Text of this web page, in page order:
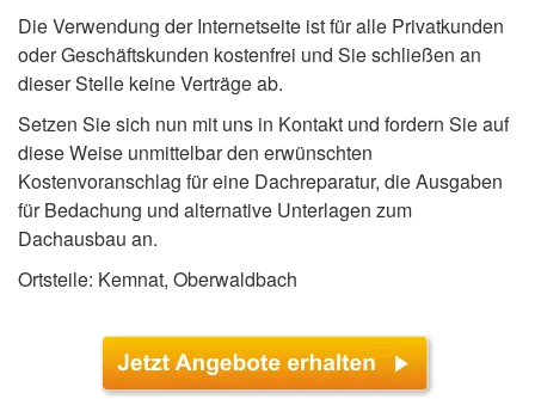
Die Verwendung der Internetseite ist für alle Privatkunden
oder Geschäftskunden kostenfrei und Sie schließen an
dieser Stelle keine Verträge ab.
Setzen Sie sich nun mit uns in Kontakt und fordern Sie auf
diese Weise unmittelbar den erwünschten
Kostenvoranschlag für eine Dachreparatur, die Ausgaben
für Bedachung und alternative Unterlagen zum
Dachausbau an.
Ortsteile: Kemnat, Oberwaldbach